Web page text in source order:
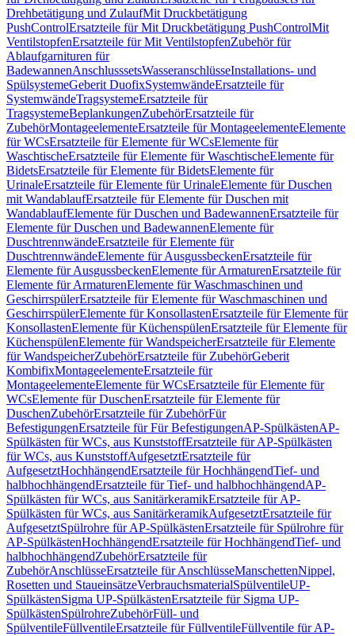
Drehbetätigung und ZulaufMit Druckbetätigung
PushControlErsatzteile für Mit Druckbetätigung PushControlMit
VentilstopfenErsatzteile für Mit VentilstopfenZubehör für
Ablaufgarnituren für
BadewannenAnschlusssetsWasseranschlüsseInstallations- und
SpülsystemeGeberit DuofixSystemwändeErsatzteile für
SystemwändeTragsystemeErsatzteile für
TragsystemeBeplankungenZubehörErsatzteile für
ZubehörMontageelementeErsatzteile für MontageelementeElemente
für WCsErsatzteile für Elemente für WCsElemente für
WaschtischeErsatzteile für Elemente für WaschtischeElemente für
BidetsErsatzteile für Elemente für BidetsElemente für
UrinaleErsatzteile für Elemente für UrinaleElemente für Duschen
mit WandablaufErsatzteile für Elemente für Duschen mit
WandablaufElemente für Duschen und BadewannenErsatzteile für
Elemente für Duschen und BadewannenElemente für
DuschtrennwändeErsatzteile für Elemente für
DuschtrennwändeElemente für AusgussbeckenErsatzteile für
Elemente für AusgussbeckenElemente für ArmaturenErsatzteile für
Elemente für ArmaturenElemente für Waschmaschinen und
GeschirrspülerErsatzteile für Elemente für Waschmaschinen und
GeschirrspülerElemente für KonsollastenErsatzteile für Elemente für
KonsollastenElemente für KüchenspülenErsatzteile für Elemente für
KüchenspülenElemente für WandspeicherErsatzteile für Elemente
für WandspeicherZubehörErsatzteile für ZubehörGeberit
KombifixMontageelementeErsatzteile für
MontageelementeElemente für WCsErsatzteile für Elemente für
WCsElemente für DuschenErsatzteile für Elemente für
DuschenZubehörErsatzteile für ZubehörFür
BefestigungenErsatzteile für Für BefestigungenAP-SpülkästenAP-
Spülkästen für WCs, aus KunststoffErsatzteile für AP-Spülkästen
für WCs, aus KunststoffAufgesetztErsatzteile für
AufgesetztHochhängendErsatzteile für HochhängendTief- und
halbhochhängendErsatzteile für Tief- und halbhochhängendAP-
Spülkästen für WCs, aus SanitärkeramikErsatzteile für AP-
Spülkästen für WCs, aus SanitärkeramikAufgesetztErsatzteile für
AufgesetztSpülrohre für AP-SpülkästenErsatzteile für Spülrohre für
AP-SpülkästenHochhängendErsatzteile für HochhängendTief- und
halbhochhängendZubehörErsatzteile für
ZubehörAnschlüsseErsatzteile für AnschlüsseManschettenNippel,
Rosetten und StaueinsätzeVerbrauchsmaterialSpülventileUP-
SpülkästenSigma UP-SpülkästenErsatzteile für Sigma UP-
SpülkästenSpülrohreZubehörFüll- und
SpülventileFüllventileErsatzteile für FüllventileFüllventile für AP-